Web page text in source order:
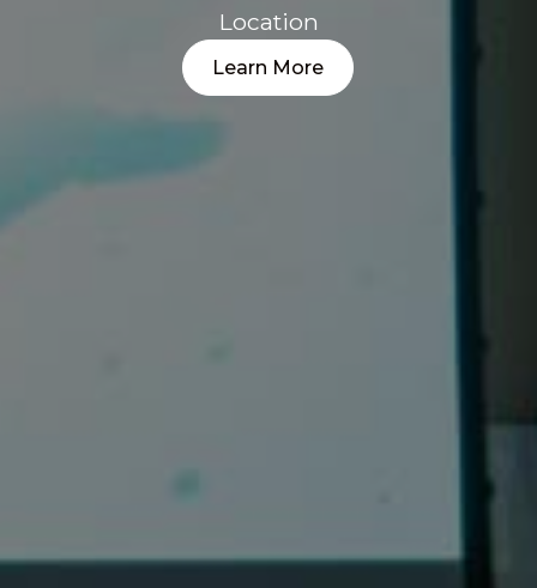
Location
Learn More